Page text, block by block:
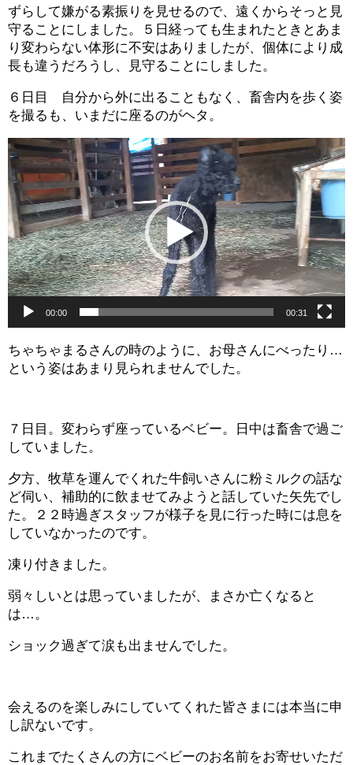
ずらして嫌がる素振りを見せるので、遠くからそっと見
守ることにしました。５日経っても生まれたときとあま
り変わらない体形に不安はありましたが、個体により成
長も違うだろうし、見守ることにしました。
６日目 自分から外に出ることもなく、畜舎内を歩く姿
を撮るも、いまだに座るのがヘタ。
動
画
プ
レ
ー
ヤ
ー
00:00 00:31
ちゃちゃまるさんの時のように、お母さんにべったり…
という姿はあまり見られませんでした。
７日目。変わらず座っているベビー。日中は畜舎で過ご
していました。
夕方、牧草を運んでくれた牛飼いさんに粉ミルクの話な
ど伺い、補助的に飲ませてみようと話していた矢先でし
た。２２時過ぎスタッフが様子を見に行った時には息を
していなかったのです。
凍り付きました。
弱々しいとは思っていましたが、まさか亡くなると
は…。
ショック過ぎて涙も出ませんでした。
会えるのを楽しみにしていてくれた皆さまには本当に申
し訳ないです。
これまでたくさんの方にベビーのお名前をお寄せいただ